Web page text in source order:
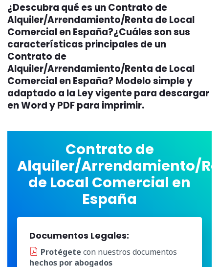
¿Descubra qué es un Contrato de
Alquiler/Arrendamiento/Renta de Local
Comercial en España?¿Cuáles son sus
características principales de un
Contrato de
Alquiler/Arrendamiento/Renta de Local
Comercial en España? Modelo simple y
adaptado a la Ley vigente para descargar
en Word y PDF para imprimir.
Contrato de
Alquiler/Arrendamiento/
de Local Comercial en
España
Documentos Legales:
Protégete con nuestros documentos
hechos por abogados